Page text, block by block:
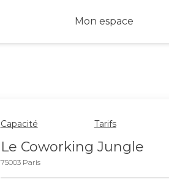
Mon espace
Capacité Tarifs
Le Coworking Jungle
75003 Paris